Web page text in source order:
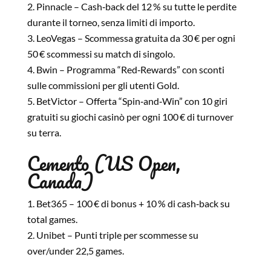
Pinnacle – Cash‑back del 12 % su tutte le perdite
durante il torneo, senza limiti di importo.
LeoVegas – Scommessa gratuita da 30 € per ogni
50 € scommessi su match di singolo.
Bwin – Programma “Red‑Rewards” con sconti
sulle commissioni per gli utenti Gold.
BetVictor – Offerta “Spin‑and‑Win” con 10 giri
gratuiti su giochi casinò per ogni 100 € di turnover
su terra.
Cemento (US Open,
Canada)
Bet365 – 100 € di bonus + 10 % di cash‑back su
total games.
Unibet – Punti triple per scommesse su
over/under 22,5 games.